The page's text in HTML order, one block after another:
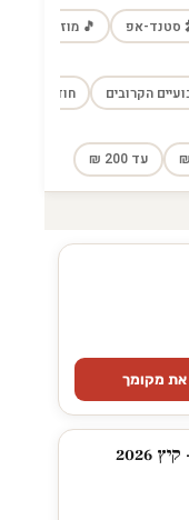
סטנד-אפ 🎵 מוזיקה
הקרובים חודש הקרוב
עד 200 ₪
את מקומך